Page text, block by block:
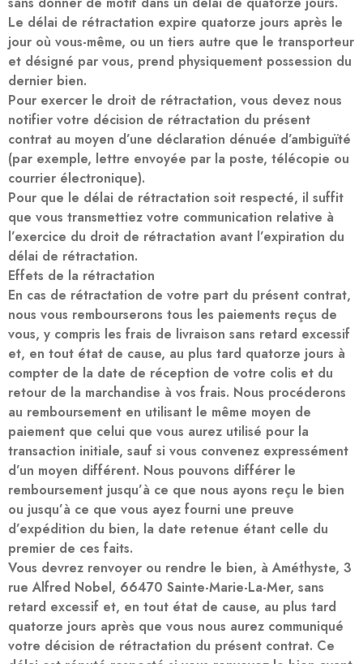
Le délai de rétractation expire quatorze jours après le
jour où vous-même, ou un tiers autre que le transporteur
et désigné par vous, prend physiquement possession du
dernier bien.
Pour exercer le droit de rétractation, vous devez nous
notifier votre décision de rétractation du présent
contrat au moyen d’une déclaration dénuée d’ambiguïté
(par exemple, lettre envoyée par la poste, télécopie ou
courrier électronique).
Pour que le délai de rétractation soit respecté, il suffit
que vous transmettiez votre communication relative à
l’exercice du droit de rétractation avant l’expiration du
délai de rétractation.
Effets de la rétractation
En cas de rétractation de votre part du présent contrat,
nous vous rembourserons tous les paiements reçus de
vous, y compris les frais de livraison sans retard excessif
et, en tout état de cause, au plus tard quatorze jours à
compter de la date de réception de votre colis et du
retour de la marchandise à vos frais. Nous procéderons
au remboursement en utilisant le même moyen de
paiement que celui que vous aurez utilisé pour la
transaction initiale, sauf si vous convenez expressément
d’un moyen différent. Nous pouvons différer le
remboursement jusqu’à ce que nous ayons reçu le bien
ou jusqu’à ce que vous ayez fourni une preuve
d’expédition du bien, la date retenue étant celle du
premier de ces faits.
Vous devrez renvoyer ou rendre le bien, à Améthyste, 3
rue Alfred Nobel, 66470 Sainte-Marie-La-Mer, sans
retard excessif et, en tout état de cause, au plus tard
quatorze jours après que vous nous aurez communiqué
votre décision de rétractation du présent contrat. Ce